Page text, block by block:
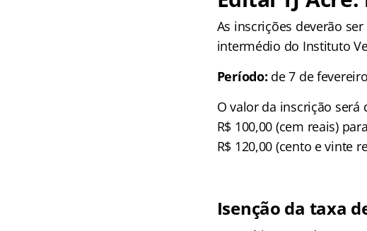
As inscrições deverão
intermédio do Instituto
Período: de 7 de
O valor da inscrição será
R$ 100,00 (cem reais)
R$ 120,00 (cento e vinte
Isenção da taxa